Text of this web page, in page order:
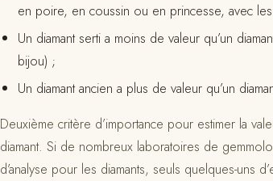
en poire, en coussin ou en princesse, avec
Un diamant serti a moins de valeur qu’un
bijou) ;
Un diamant ancien a plus de valeur qu’un
Deuxième critère d’importance pour estimer la
diamant. Si de nombreux laboratoires de
d’analyse pour les diamants, seuls quelques-uns